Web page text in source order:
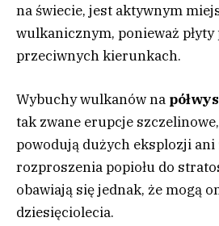
na świecie, jest aktywnym
wulkanicznym, ponieważ
przeciwnych kierunkach.
Wybuchy wulkanów na
tak zwane erupcje
powodują dużych eksplozji ani
rozproszenia popiołu do
obawiają się jednak, że mogą
dziesięciolecia.